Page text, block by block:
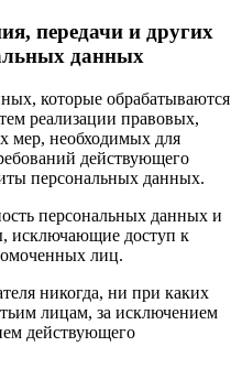
передачи и других
данных
которые обрабатываются
реализации правовых,
мер, необходимых для
действующего
персональных данных.
персональных данных и
исключающие доступ к
лиц.
никогда, ни при каких
лицам, за исключением
действующего